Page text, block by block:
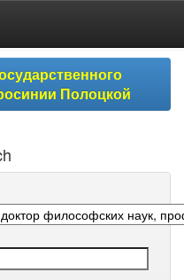
Полоцкой